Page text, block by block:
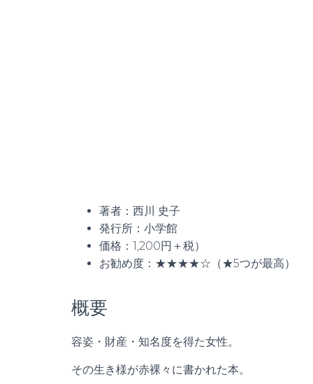
著者：西川 史子
発行所：小学館
価格：1,200円＋税）
お勧め度：★★★★☆（★5つが最高）
概要
容姿・財産・知名度を得た女性。
その生き様が赤裸々に書かれた本。